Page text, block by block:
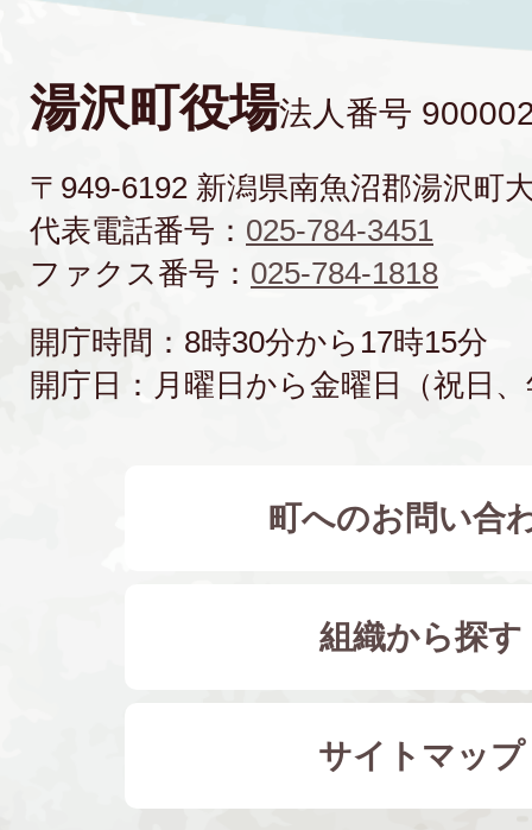
湯沢町役場法人番号
〒949-6192 新潟県南魚沼郡湯沢町
代表電話番号： 025-784-3451
ファクス番号： 025-784-1818
開庁時間：8時30分から17時15分
開庁日：月曜日から金曜日（祝日
町へのお問い合
組織から探す
サイトマップ